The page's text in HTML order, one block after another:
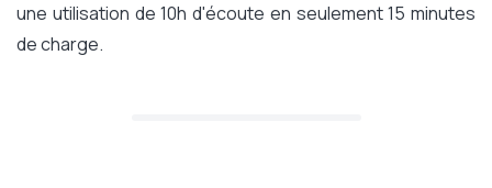
une utilisation de 10h d'écoute en seulement 15 minutes
de charge.